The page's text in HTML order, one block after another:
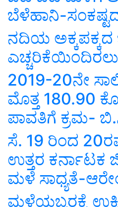
ಬೆಳೆಹಾನಿ-
ನದಿಯ ಅಕ್ಕಪಕ್ಕದ
2019-20ನೇ
ಮೊತ್ತ 180.90
ಪಾವತಿಗೆ ಕ್ರಮ-
ಸೆ. 19 ರಿಂದ
ಉತ್ತರ ಕರ್ನಾಟಕ
ಮಳೆ ಸಾಧ್ಯತೆ-
ಮಳೆಯಬ್ಬರಕ್ಕೆ